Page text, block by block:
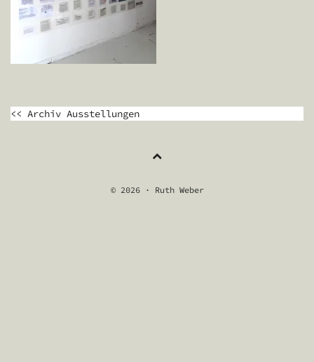
BEITRAGSNAVIGATION
<< Archiv Ausstellungen
© 2026 · Ruth Weber